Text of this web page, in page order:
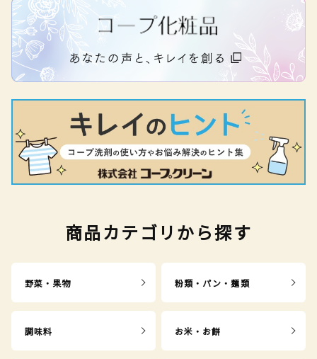
商品カテゴリから探す
野菜・果物 粉類・パン・麺類
調味料 お米・お餅